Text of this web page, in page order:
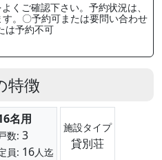
よくご確認下さい。予約状況は、
。〇予約可または要問い合わせ
は予約不可
特徴
名用
数: 3
員: 16人迄
施設タイプ
貸別荘